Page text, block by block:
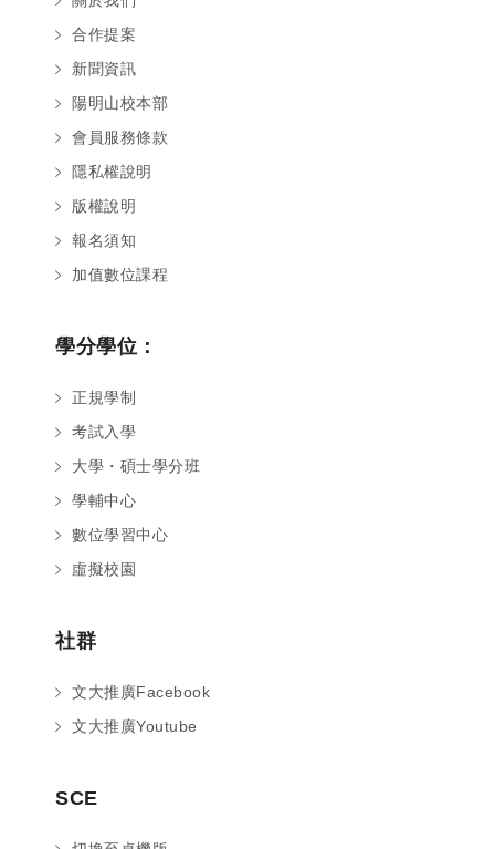
合作提案
新聞資訊
陽明山校本部
會員服務條款
隱私權說明
版權說明
報名須知
加值數位課程
學分學位：
正規學制
考試入學
大學・碩士學分班
學輔中心
數位學習中心
虛擬校園
社群
文大推廣Facebook
文大推廣Youtube
SCE